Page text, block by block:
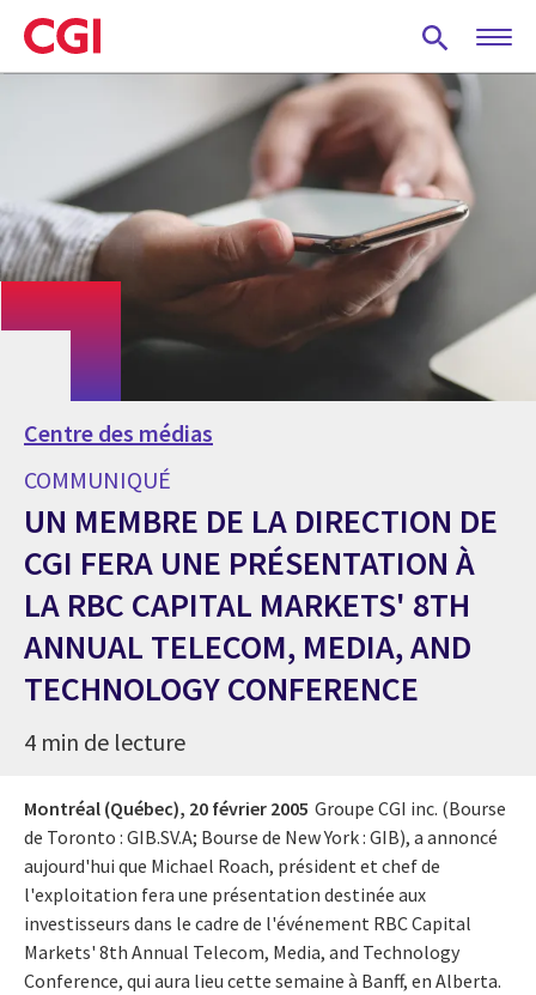
Skip
to
main
Centre des médias
COMMUNIQUÉ
UN MEMBRE DE LA DIRECTION DE
CGI FERA UNE PRÉSENTATION À
LA RBC CAPITAL MARKETS' 8TH
ANNUAL TELECOM, MEDIA, AND
TECHNOLOGY CONFERENCE
4 min de lecture
Montréal (Québec), 20 février 2005 Groupe CGI inc. (Bourse
de Toronto : GIB.SV.A; Bourse de New York : GIB), a annoncé
aujourd'hui que Michael Roach, président et chef de
l'exploitation fera une présentation destinée aux
investisseurs dans le cadre de l'événement RBC Capital
Markets' 8th Annual Telecom, Media, and Technology
Conference, qui aura lieu cette semaine à Banff, en Alberta.